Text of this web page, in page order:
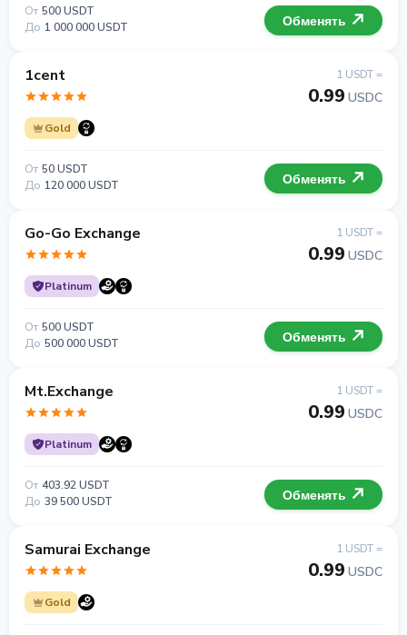
От 500 USDT
До 1 000 000 USDT Обменять
1cent
Gold
1 USDT =
0.99 USDC
От 50 USDT
До 120 000 USDT Обменять
Go-Go Exchange
Platinum
1 USDT =
0.99 USDC
От 500 USDT
До 500 000 USDT Обменять
Mt.Exchange
Platinum
1 USDT =
0.99 USDC
От 403.92 USDT
До 39 500 USDT Обменять
Samurai Exchange
Gold
1 USDT =
0.99 USDC